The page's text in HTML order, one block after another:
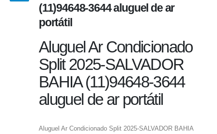
(11)94648-3644 aluguel de ar
portátil
Aluguel Ar Condicionado
Split 2025-SALVADOR
BAHIA (11)94648-3644
aluguel de ar portátil
Aluguel Ar Condicionado Split 2025-SALVADOR BAHIA